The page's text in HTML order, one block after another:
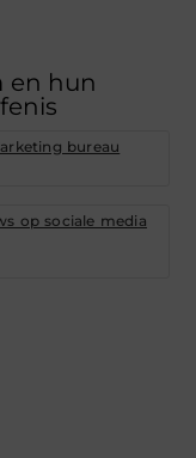
en hun
bureau
op sociale media